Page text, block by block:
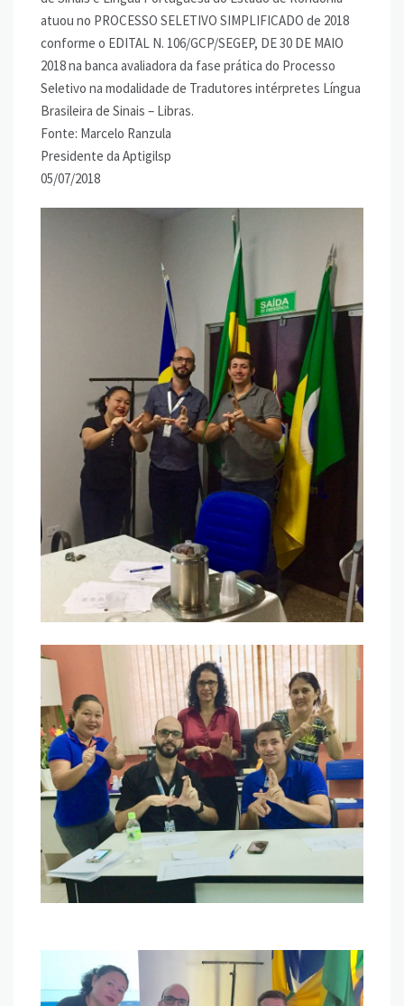
atuou no PROCESSO SELETIVO SIMPLIFICADO de 2018
conforme o EDITAL N. 106/GCP/SEGEP, DE 30 DE MAIO
2018 na banca avaliadora da fase prática do Processo
Seletivo na modalidade de Tradutores intérpretes Língua
Brasileira de Sinais – Libras.
Fonte: Marcelo Ranzula
Presidente da Aptigilsp
05/07/2018